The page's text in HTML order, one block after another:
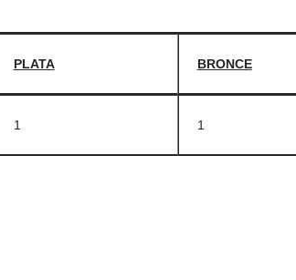
PLATA BRONCE
1 1